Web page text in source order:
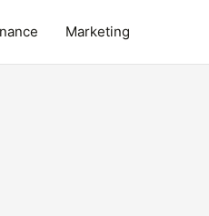
Marketing